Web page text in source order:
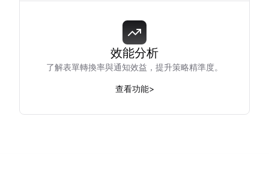
效能分析
了解表單轉換率與通知效益，提升策略精準度。
查看功能>